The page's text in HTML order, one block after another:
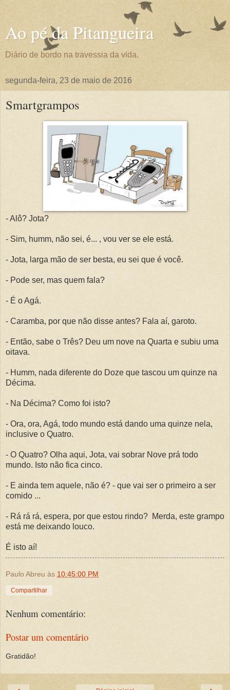
Ao pé da Pitangueira
Diário de bordo na travessia da vida.
segunda-feira, 23 de maio de 2016
Smartgrampos
- Alô? Jota?
- Sim, humm, não sei, é... , vou ver se ele está.
- Jota, larga mão de ser besta, eu sei que é você.
- Pode ser, mas quem fala?
- É o Agá.
- Caramba, por que não disse antes? Fala aí, garoto.
- Então, sabe o Três? Deu um nove na Quarta e subiu uma
oitava.
- Humm, nada diferente do Doze que tascou um quinze na
Décima.
- Na Décima? Como foi isto?
- Ora, ora, Agá, todo mundo está dando uma quinze nela,
inclusive o Quatro.
- O Quatro? Olha aqui, Jota, vai sobrar Nove prá todo
mundo. Isto não fica cinco.
- E ainda tem aquele, não é? - que vai ser o primeiro a ser
comido ...
- Rá rá rá, espera, por que estou rindo? Merda, este grampo
está me deixando louco.
É isto aí!
Paulo Abreu às 10:45:00 PM
Compartilhar
Nenhum comentário:
Postar um comentário
Gratidão!